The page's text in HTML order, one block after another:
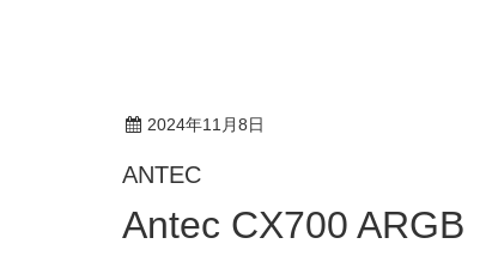
2024年11月8日
ANTEC
Antec CX700 ARGB